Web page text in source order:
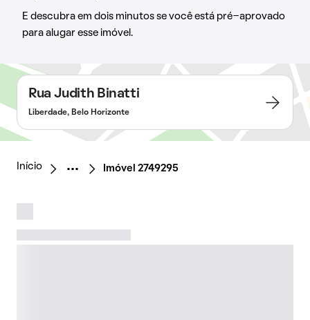
E descubra em dois minutos se você está pré-aprovado
para alugar esse imóvel.
Rua Judith Binatti
Liberdade, Belo Horizonte
Início Imóvel 2749295